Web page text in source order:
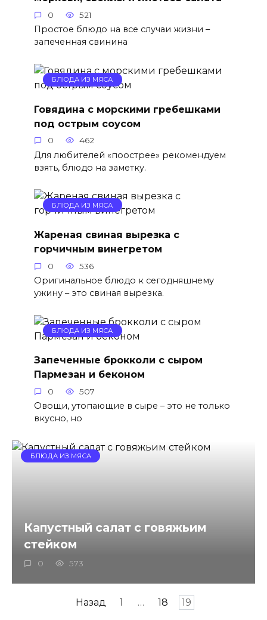
0 521
Простое блюдо на все случаи жизни –
запеченная свинина
БЛЮДА ИЗ МЯСА
Говядина с морскими гребешками
под острым соусом
0 462
Для любителей «поострее» рекомендуем
взять, блюдо на заметку.
БЛЮДА ИЗ МЯСА
Жареная свиная вырезка с
горчичным винегретом
0 536
Оригинальное блюдо к сегодняшнему
ужину – это свиная вырезка.
БЛЮДА ИЗ МЯСА
Запеченные брокколи с сыром
Пармезан и беконом
0 507
Овощи, утопающие в сыре – это не только
вкусно, но
БЛЮДА ИЗ МЯСА
Капустный салат с говяжьим
стейком
0 573
Назад 1 … 18 19